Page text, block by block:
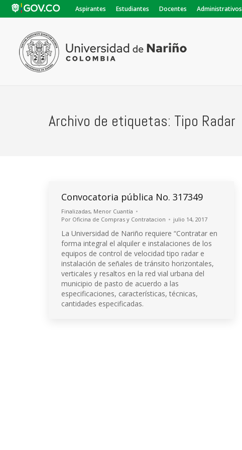
Aspirantes Estudiantes Docentes Administrativos
Archivo de etiquetas: Tipo Radar
Convocatoria pública No. 317349
Finalizadas, Menor Cuantía
Por Oficina de Compras y Contratacion julio 14, 2017
La Universidad de Nariño requiere “Contratar en
forma integral el alquiler e instalaciones de los
equipos de control de velocidad tipo radar e
instalación de señales de tránsito horizontales,
verticales y resaltos en la red vial urbana del
municipio de pasto de acuerdo a las
especificaciones, características, técnicas,
cantidades especificadas.